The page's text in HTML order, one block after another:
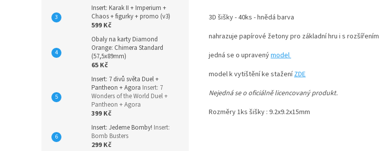
Insert: Karak II + Imperium +
Chaos + figurky + promo (v3)
599 Kč
Obaly na karty Diamond
Orange: Chimera Standard
(57,5x89mm)
65 Kč
Insert: 7 divů světa Duel +
Pantheon + Agora Insert: 7
Wonders of the World Duel +
Pantheon + Agora
399 Kč
Insert: Jedeme Bomby! Insert:
Bomb Busters
299 Kč
3D šišky - 40ks - hnědá barva
nahrazuje papírové žetony pro základní hru i s rozšířením
jedná se o upravenýmodel
model k vytištění ke staženíZDE
Nejedná se o oficiálně licencovaný produkt.
Rozměry 1ks šišky : 9.2x9.2x15mm